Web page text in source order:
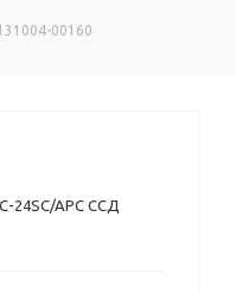
00160
24SC/APC ССД